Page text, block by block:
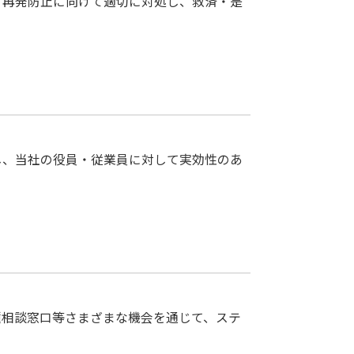
当社の役員・従業員に対して実効性のあ
談窓口等さまざまな機会を通じて、ステ